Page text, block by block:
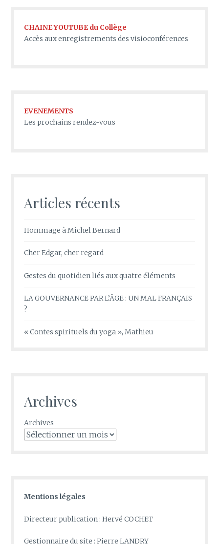
CHAINE YOUTUBE du Collège
Accès aux enregistrements des visioconférences
EVENEMENTS
Les prochains rendez-vous
Articles récents
Hommage à Michel Bernard
Cher Edgar, cher regard
Gestes du quotidien liés aux quatre éléments
LA GOUVERNANCE PAR L’ÂGE : UN MAL FRANÇAIS
?
« Contes spirituels du yoga », Mathieu
Archives
Archives
Mentions légales
Directeur publication : Hervé COCHET
Gestionnaire du site : Pierre LANDRY